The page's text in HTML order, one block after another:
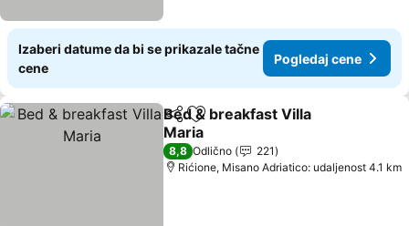
Izaberi datume da bi se prikazale tačne
cene
Pogledaj cene
Deli Dodati u favorite
Bed & breakfast Villa
Maria
8,8 Odlično
221
Rićione, Misano Adriatico: udaljenost 4.1 km